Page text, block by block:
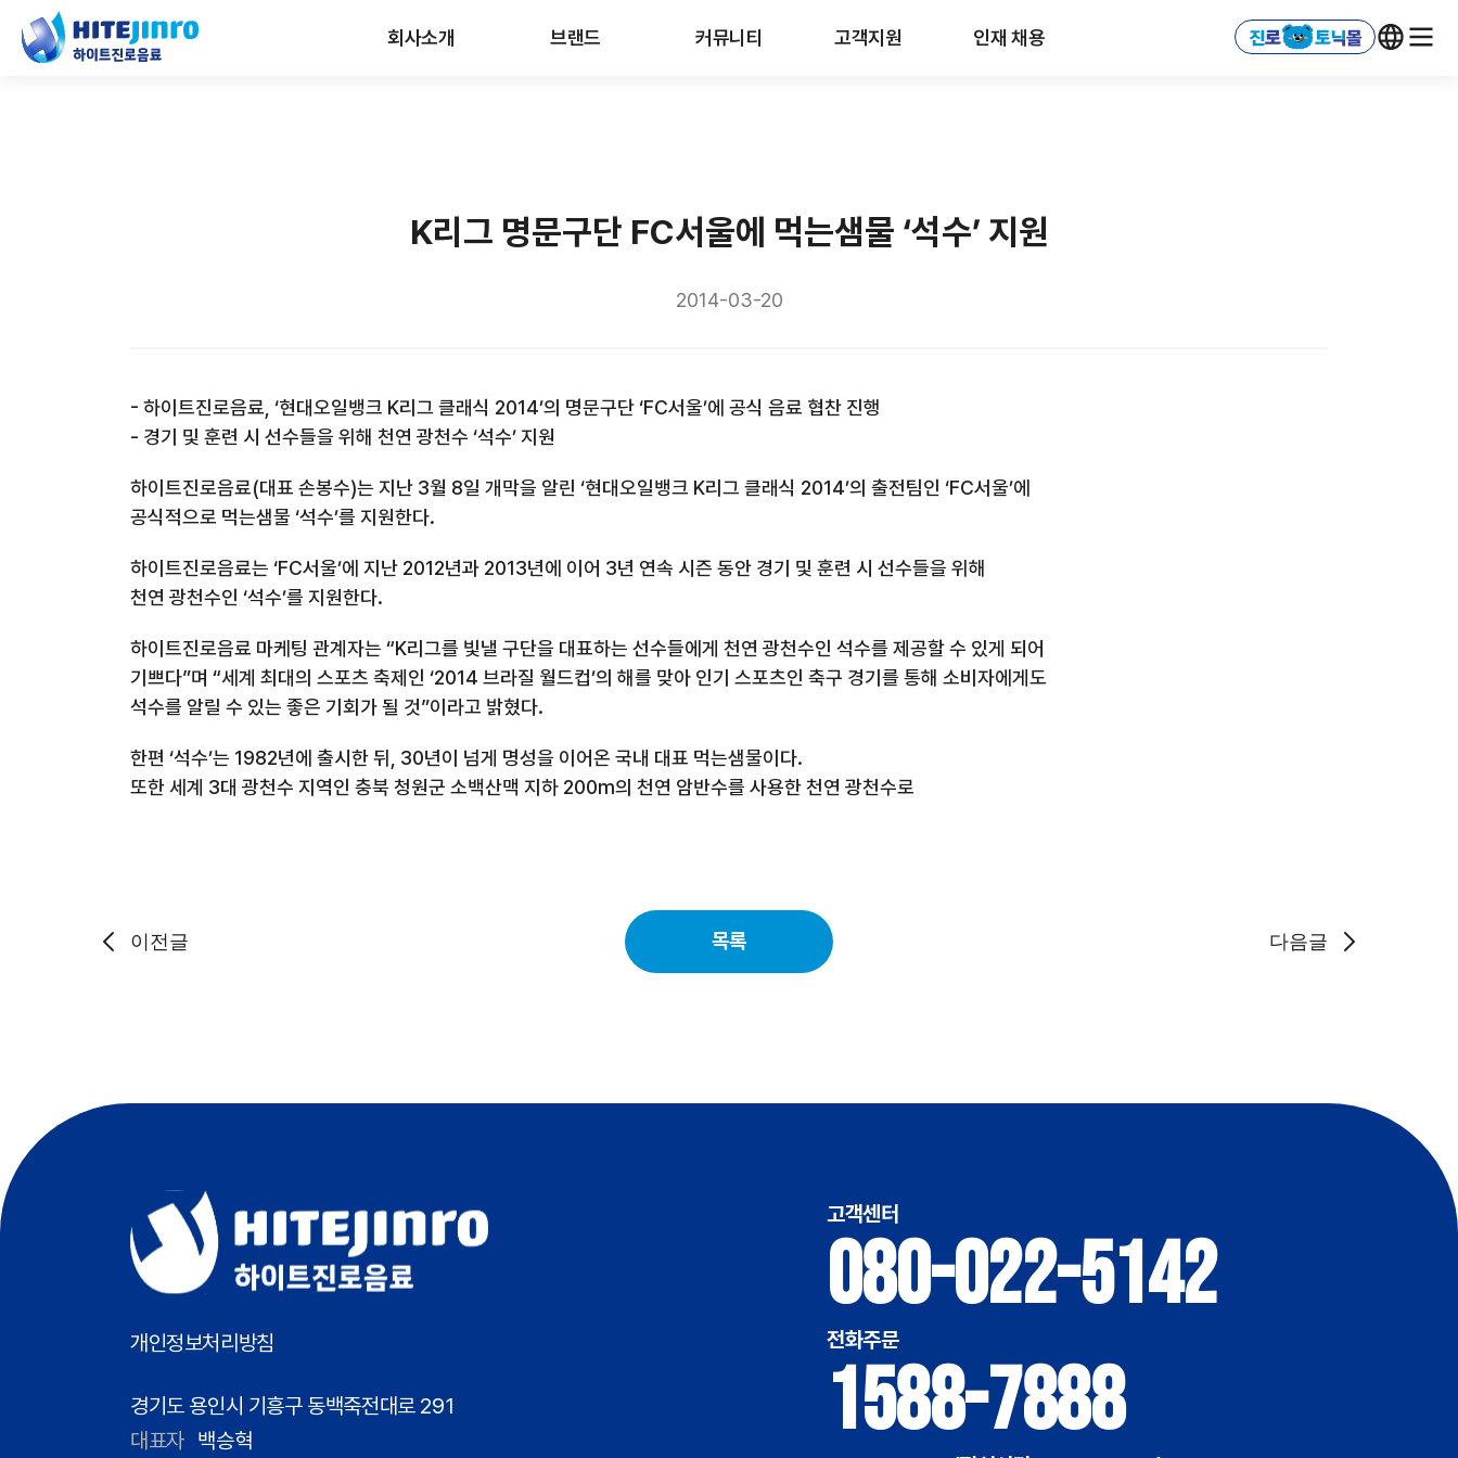
회사소개 브랜드 커뮤니티 고객지원 인재 채용
K리그 명문구단 FC서울에 먹는샘물 ‘석수’ 지원
2014-03-20
- 하이트진로음료, ‘현대오일뱅크 K리그 클래식 2014’의 명문구단 ‘FC서울’에 공식 음료 협찬 진행
- 경기 및 훈련 시 선수들을 위해 천연 광천수 ‘석수’ 지원
하이트진로음료(대표 손봉수)는 지난 3월 8일 개막을 알린 ‘현대오일뱅크 K리그 클래식 2014’의 출전팀인 ‘FC서울’에
공식적으로 먹는샘물 ‘석수’를 지원한다.
하이트진로음료는 ‘FC서울’에 지난 2012년과 2013년에 이어 3년 연속 시즌 동안 경기 및 훈련 시 선수들을 위해
천연 광천수인 ‘석수’를 지원한다.
하이트진로음료 마케팅 관계자는 “K리그를 빛낼 구단을 대표하는 선수들에게 천연 광천수인 석수를 제공할 수 있게 되어
기쁘다”며 “세계 최대의 스포츠 축제인 ‘2014 브라질 월드컵’의 해를 맞아 인기 스포츠인 축구 경기를 통해 소비자에게도
석수를 알릴 수 있는 좋은 기회가 될 것”이라고 밝혔다.
한편 ‘석수’는 1982년에 출시한 뒤, 30년이 넘게 명성을 이어온 국내 대표 먹는샘물이다.
또한 세계 3대 광천수 지역인 충북 청원군 소백산맥 지하 200m의 천연 암반수를 사용한 천연 광천수로
이전글 목록 다음글
개인정보처리방침
경기도 용인시 기흥구 동백죽전대로 291
대표자 백승혁
고객센터
080-022-5142
전화주문
1588-7888